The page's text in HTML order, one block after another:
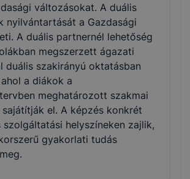
változásokat. A duális
nyilvántartását a Gazdasági
A duális partnernél lehetőség
megszerzett ágazati
duális szakirányú oktatásban
a diákok a
meghatározott szakmai
el. A képzés konkrét
szolgáltatási helyszíneken zajlik,
gyakorlati tudás